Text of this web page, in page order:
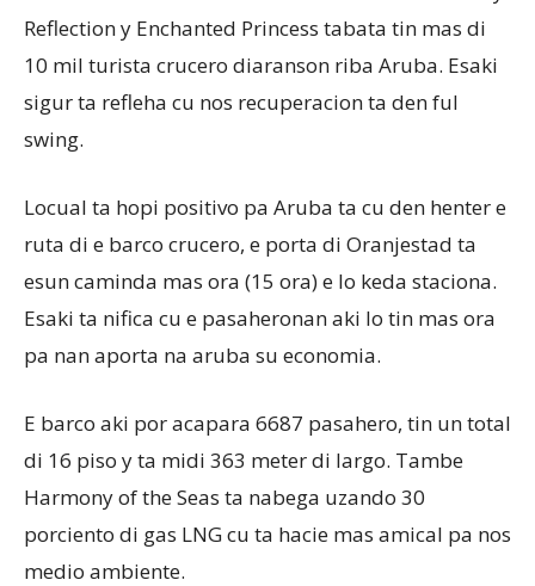
Reflection y Enchanted Princess tabata tin mas di
10 mil turista crucero diaranson riba Aruba. Esaki
sigur ta refleha cu nos recuperacion ta den ful
swing.
Locual ta hopi positivo pa Aruba ta cu den henter e
ruta di e barco crucero, e porta di Oranjestad ta
esun caminda mas ora (15 ora) e lo keda staciona.
Esaki ta nifica cu e pasaheronan aki lo tin mas ora
pa nan aporta na aruba su economia.
E barco aki por acapara 6687 pasahero, tin un total
di 16 piso y ta midi 363 meter di largo. Tambe
Harmony of the Seas ta nabega uzando 30
porciento di gas LNG cu ta hacie mas amical pa nos
medio ambiente.